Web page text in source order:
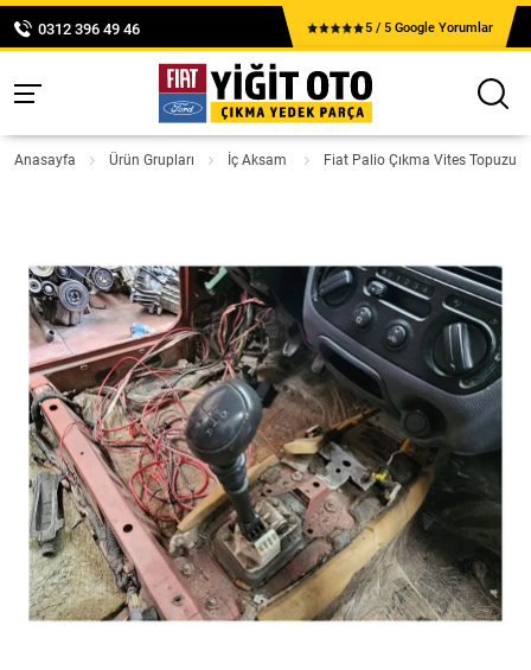
0312 396 49 46 5 / 5 Google Yorumlar
Anasayfa Ürün Grupları İç Aksam Fiat Palio Çıkma Vites Topuzu